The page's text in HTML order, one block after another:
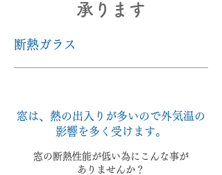
承ります
断熱ガラス
窓は、熱の出入りが多いので外気温の
影響を多く受けます。
窓の断熱性能が低い為にこんな事が
ありませんか？